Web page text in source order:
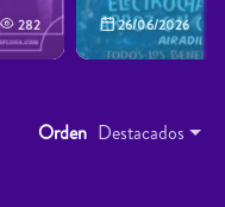
282 26/06/2026
Orden Destacados